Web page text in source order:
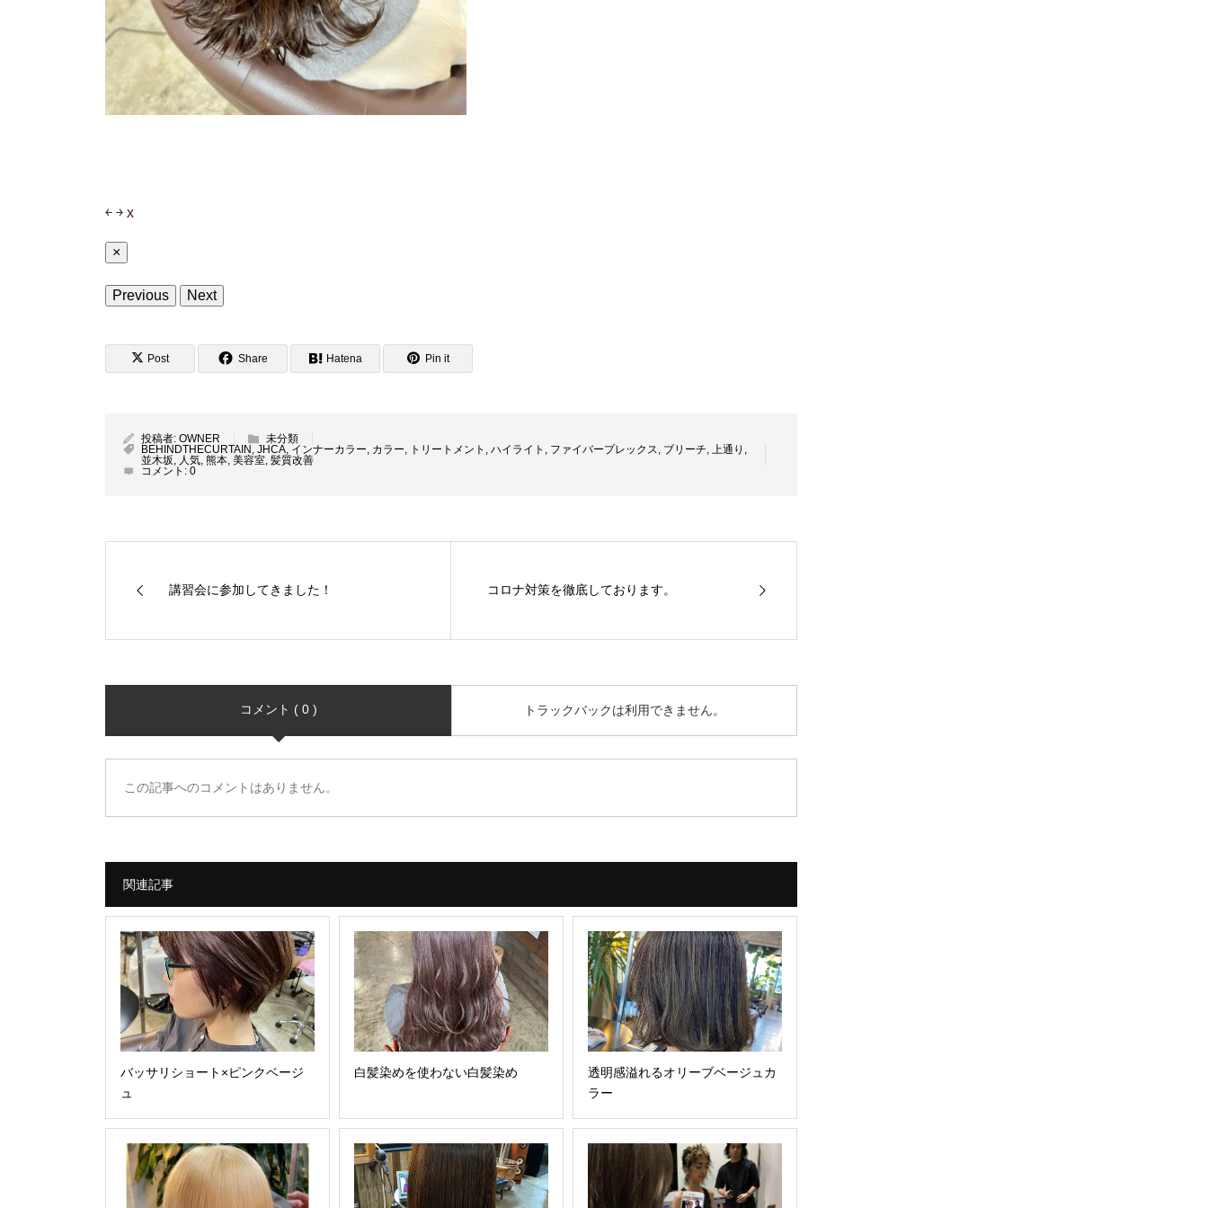
￩ ￫ x
×
Previous Next
Post Share Hatena Pin it
投稿者: OWNER
未分類
BEHINDTHECURTAIN JHCA インナーカラー カラー トリートメント ハイライト ファイバープレックス ブリーチ 上通り
並木坂
人気 熊本 美容室 髪質改善
コメント: 0
講習会に参加してきました！ コロナ対策を徹底しております。
コメント ( 0 ) トラックバックは利用できません。
この記事へのコメントはありません。
関連記事
バッサリショート×ピンクベージ
ュ
白髪染めを使わない白髪染め
透明感溢れるオリーブベージュカ
ラー